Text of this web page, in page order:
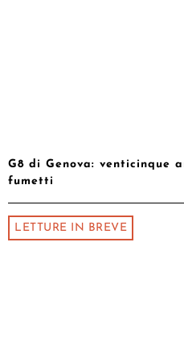
G8 di Genova: venticinque
fumetti
LETTURE IN BREVE